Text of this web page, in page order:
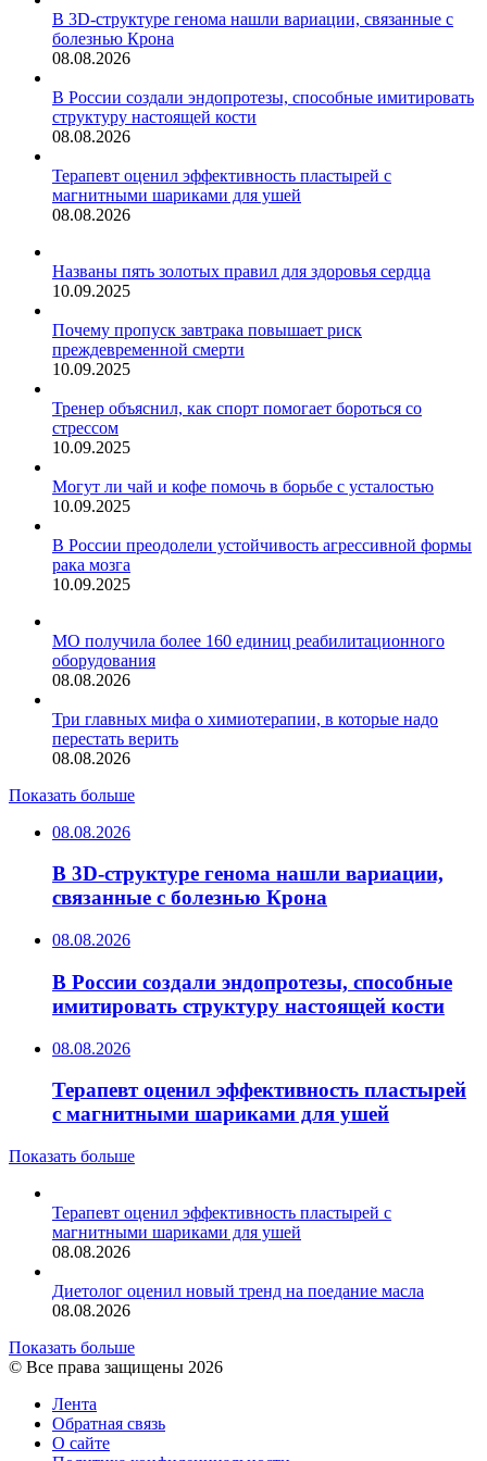
В 3D-структуре генома нашли вариации, связанные с
болезнью Крона
08.08.2026
В России создали эндопротезы, способные имитировать
структуру настоящей кости
08.08.2026
Терапевт оценил эффективность пластырей с
магнитными шариками для ушей
08.08.2026
Названы пять золотых правил для здоровья сердца
10.09.2025
Почему пропуск завтрака повышает риск
преждевременной смерти
10.09.2025
Тренер объяснил, как спорт помогает бороться со
стрессом
10.09.2025
Могут ли чай и кофе помочь в борьбе с усталостью
10.09.2025
В России преодолели устойчивость агрессивной формы
рака мозга
10.09.2025
МО получила более 160 единиц реабилитационного
оборудования
08.08.2026
Три главных мифа о химиотерапии, в которые надо
перестать верить
08.08.2026
Показать больше
08.08.2026
В 3D-структуре генома нашли вариации,
связанные с болезнью Крона
08.08.2026
В России создали эндопротезы, способные
имитировать структуру настоящей кости
08.08.2026
Терапевт оценил эффективность пластырей
с магнитными шариками для ушей
Показать больше
Терапевт оценил эффективность пластырей с
магнитными шариками для ушей
08.08.2026
Диетолог оценил новый тренд на поедание масла
08.08.2026
Показать больше
© Все права защищены 2026
Лента
Обратная связь
О сайте